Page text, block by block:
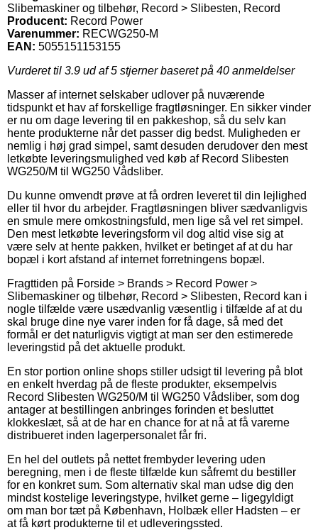
Slibemaskiner og tilbehør, Record > Slibesten, Record
Producent: Record Power
Varenummer: RECWG250-M
EAN: 5055151153155
Vurderet til 3.9 ud af 5 stjerner baseret på 40 anmeldelser
Masser af internet selskaber udlover på nuværende
tidspunkt et hav af forskellige fragtløsninger. En sikker vinder
er nu om dage levering til en pakkeshop, så du selv kan
hente produkterne når det passer dig bedst. Muligheden er
nemlig i høj grad simpel, samt desuden derudover den mest
letkøbte leveringsmulighed ved køb af Record Slibesten
WG250/M til WG250 Vådsliber.
Du kunne omvendt prøve at få ordren leveret til din lejlighed
eller til hvor du arbejder. Fragtløsningen bliver sædvanligvis
en smule mere omkostningsfuld, men lige så vel ret simpel.
Den mest letkøbte leveringsform vil dog altid vise sig at
være selv at hente pakken, hvilket er betinget af at du har
bopæl i kort afstand af internet forretningens bopæl.
Fragttiden på Forside > Brands > Record Power >
Slibemaskiner og tilbehør, Record > Slibesten, Record kan i
nogle tilfælde være usædvanlig væsentlig i tilfælde af at du
skal bruge dine nye varer inden for få dage, så med det
formål er det naturligvis vigtigt at man ser den estimerede
leveringstid på det aktuelle produkt.
En stor portion online shops stiller udsigt til levering på blot
en enkelt hverdag på de fleste produkter, eksempelvis
Record Slibesten WG250/M til WG250 Vådsliber, som dog
antager at bestillingen anbringes forinden et besluttet
klokkeslæt, så at de har en chance for at nå at få varerne
distribueret inden lagerpersonalet får fri.
En hel del outlets på nettet frembyder levering uden
beregning, men i de fleste tilfælde kun såfremt du bestiller
for en konkret sum. Som alternativ skal man udse dig den
mindst kostelige leveringstype, hvilket gerne – ligegyldigt
om man bor tæt på København, Holbæk eller Hadsten – er
at få kørt produkterne til et udleveringssted.